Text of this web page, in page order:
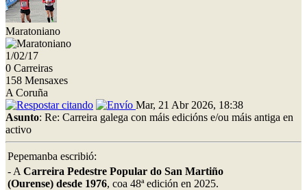
Maratoniano
1/02/17
0 Carreiras
158 Mensaxes
A Coruña
Mar, 21 Abr 2026, 18:38
Asunto: Re: Carreira galega con máis edicións e/ou máis antiga en
activo
Pepemanba escribió:
- A Carreira Pedestre Popular do San Martiño
(Ourense) desde 1976, coa 48ª edición en 2025.